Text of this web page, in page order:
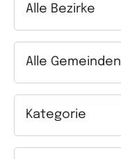
Alle Bezirke
Alle Gemeinden
Kategorie